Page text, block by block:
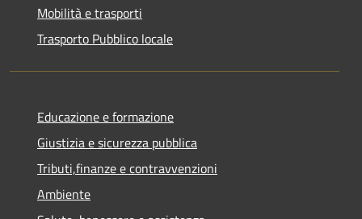
Mobilità e trasporti
Trasporto Pubblico locale
Educazione e formazione
Giustizia e sicurezza pubblica
Tributi,finanze e contravvenzioni
Ambiente